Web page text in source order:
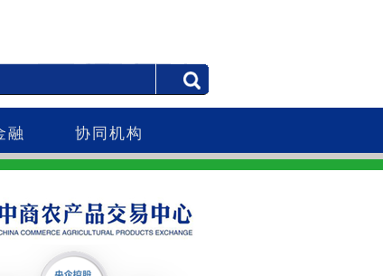
融 协同机构